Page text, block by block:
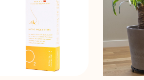
I
Svart
Skötselråd